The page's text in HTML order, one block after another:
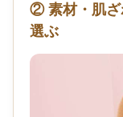
② 素材・肌ざ
選ぶ